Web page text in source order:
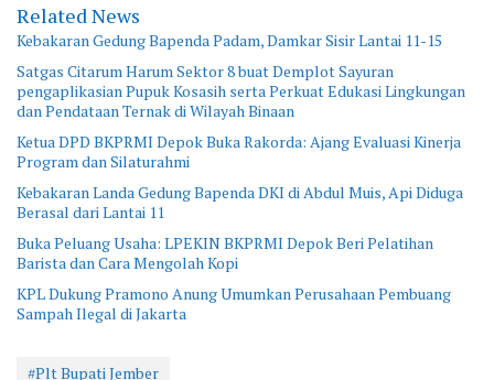
Related News
Kebakaran Gedung Bapenda Padam, Damkar Sisir Lantai 11-15
Satgas Citarum Harum Sektor 8 buat Demplot Sayuran
pengaplikasian Pupuk Kosasih serta Perkuat Edukasi Lingkungan
dan Pendataan Ternak di Wilayah Binaan
Ketua DPD BKPRMI Depok Buka Rakorda: Ajang Evaluasi Kinerja
Program dan Silaturahmi
Kebakaran Landa Gedung Bapenda DKI di Abdul Muis, Api Diduga
Berasal dari Lantai 11
Buka Peluang Usaha: LPEKIN BKPRMI Depok Beri Pelatihan
Barista dan Cara Mengolah Kopi
KPL Dukung Pramono Anung Umumkan Perusahaan Pembuang
Sampah Ilegal di Jakarta
#Plt Bupati Jember